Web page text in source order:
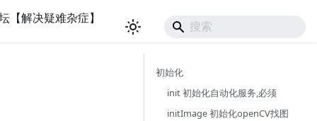
【解决疑难杂症】
初始化
init 初始化自动化服务,必须
initImage 初始化openCV找图